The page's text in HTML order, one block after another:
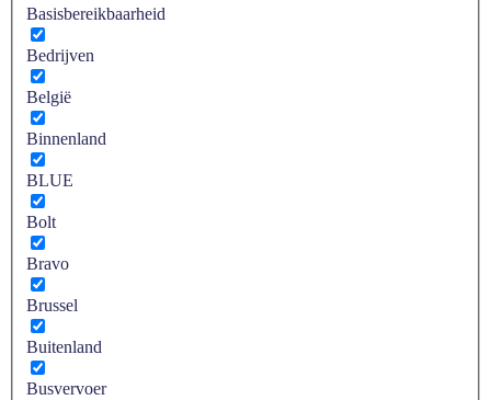
Basisbereikbaarheid
Bedrijven
België
Binnenland
BLUE
Bolt
Bravo
Brussel
Buitenland
Busvervoer